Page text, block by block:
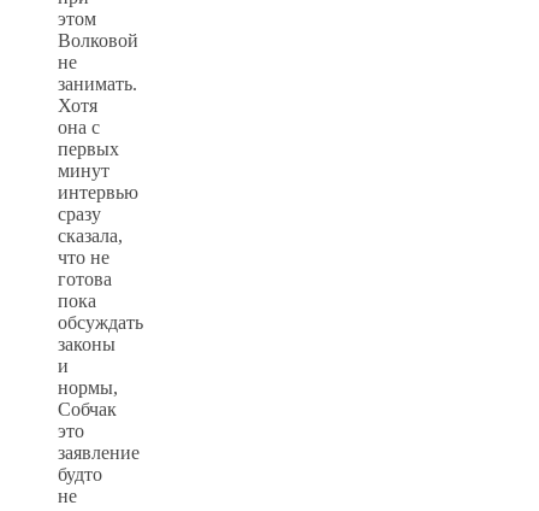
этом
Волковой
не
занимать.
Хотя
она с
первых
минут
интервью
сразу
сказала,
что не
готова
пока
обсуждать
законы
и
нормы,
Собчак
это
заявление
будто
не